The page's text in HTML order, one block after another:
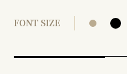
FONT SIZE